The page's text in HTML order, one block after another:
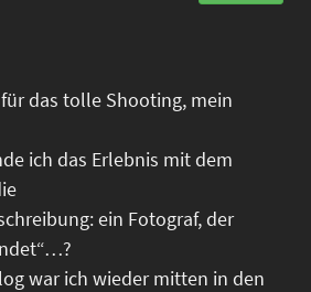
das tolle Shooting, mein
ich das Erlebnis mit dem
ein Fotograf, der
war ich wieder mitten in den